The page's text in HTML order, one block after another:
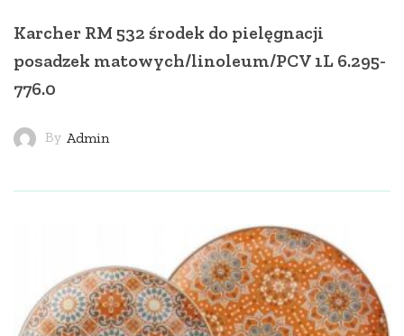
Karcher RM 532 środek do pielęgnacji
posadzek matowych/linoleum/PCV 1L 6.295-
776.0
By Admin